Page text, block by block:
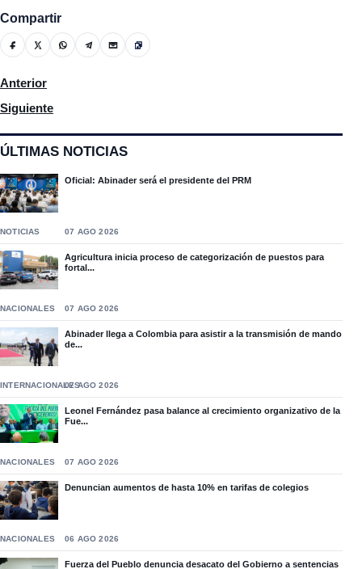
ÚLTIMAS NOTICIAS
Oficial: Abinader será el presidente del PRM
NOTICIAS 07 AGO 2026
Agricultura inicia proceso de categorización de puestos para
fortal...
NACIONALES 07 AGO 2026
Abinader llega a Colombia para asistir a la transmisión de mando
de...
INTERNACIONALES07 AGO 2026
Leonel Fernández pasa balance al crecimiento organizativo de la
Fue...
NACIONALES 07 AGO 2026
Denuncian aumentos de hasta 10% en tarifas de colegios
NACIONALES 06 AGO 2026
Fuerza del Pueblo denuncia desacato del Gobierno a sentencias
Compartir
Artículo anterior: Gobierno confirma aplicará tercera dosis de
Anterior
Artículo siguiente: Lotería Nacional rompe con Fenabanca y
Siguiente